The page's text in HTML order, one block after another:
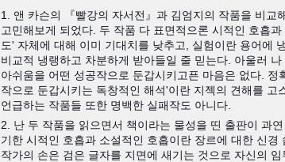
1. 앤 카슨의 『빨강의 자서전』과 김엄지의 작품을 비
고민해보게 되었다. 두 작품 다 표면적으론 시적인 호흡
도' 자체에 대해 이미 기대치를 낮추고, 실험이란 용어에
비교적 냉랭하고 차분하게 받아들일 줄 믿는다. 아울러
아쉬움을 어떤 성공작으로 둔갑시키고픈 마음은 없다.
작으로 둔갑시키는 독창적인 해석'이란 지젝의 견해를
언급하는 작품들 또한 명백한 실패작도 아니다.
2. 난 두 작품을 읽으면서 책이라는 물성을 띤 출판이 과
기한 시적인 호흡과 소설적인 호흡이란 장르에 대한 신
작가의 손은 검은 글자를 지면에 새기는 것으로 자신의